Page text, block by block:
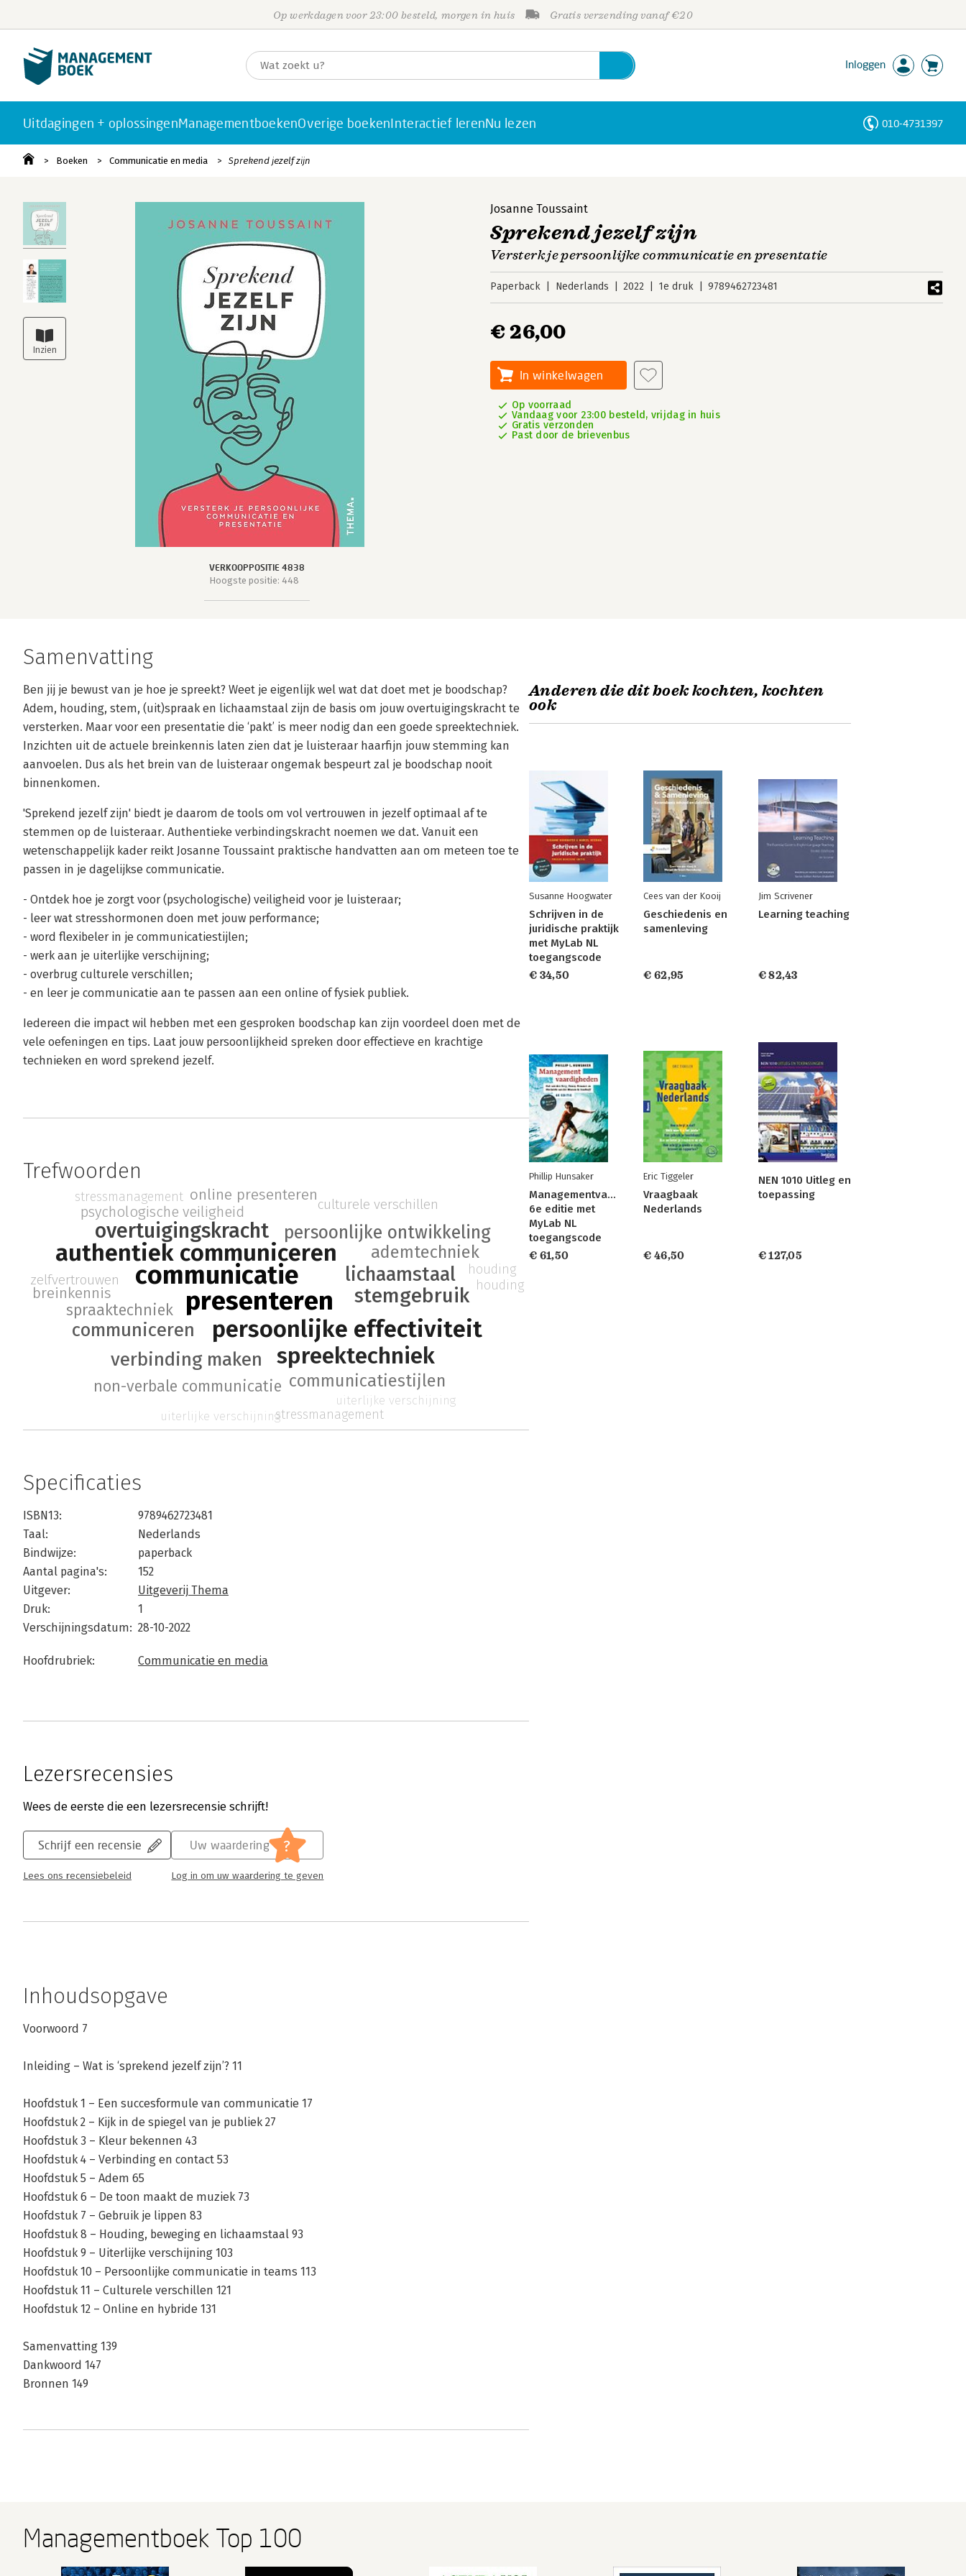
Op werkdagen voor 23:00 besteld, morgen in huis Gratis verzending vanaf €20
Inloggen
Uitdagingen + oplossingenManagementboekenOverige boekenInteractief lerenNu lezen 010-4731397
Boeken Communicatie en media Sprekend jezelf zijn
VERKOOPPOSITIE 4838
Hoogste positie: 448
Josanne Toussaint
Sprekend jezelf zijn
Versterk je persoonlijke communicatie en presentatie
Paperback Nederlands 2022 1e druk 9789462723481
€ 26,00
In winkelwagen
Op voorraad
Vandaag voor 23:00 besteld, vrijdag in huis
Gratis verzonden
Past door de brievenbus
Samenvatting
Ben jij je bewust van je hoe je spreekt? Weet je eigenlijk wel wat dat doet met je boodschap?
Adem, houding, stem, (uit)spraak en lichaamstaal zijn de basis om jouw overtuigingskracht te
versterken. Maar voor een presentatie die ‘pakt’ is meer nodig dan een goede spreektechniek.
Inzichten uit de actuele breinkennis laten zien dat je luisteraar haarfijn jouw stemming kan
aanvoelen. Dus als het brein van de luisteraar ongemak bespeurt zal je boodschap nooit
binnenkomen.
'Sprekend jezelf zijn' biedt je daarom de tools om vol vertrouwen in jezelf optimaal af te
stemmen op de luisteraar. Authentieke verbindingskracht noemen we dat. Vanuit een
wetenschappelijk kader reikt Josanne Toussaint praktische handvatten aan om meteen toe te
passen in je dagelijkse communicatie.
- Ontdek hoe je zorgt voor (psychologische) veiligheid voor je luisteraar;
- leer wat stresshormonen doen met jouw performance;
- word flexibeler in je communicatiestijlen;
- werk aan je uiterlijke verschijning;
- overbrug culturele verschillen;
- en leer je communicatie aan te passen aan een online of fysiek publiek.
Iedereen die impact wil hebben met een gesproken boodschap kan zijn voordeel doen met de
vele oefeningen en tips. Laat jouw persoonlijkheid spreken door effectieve en krachtige
technieken en word sprekend jezelf.
Trefwoorden
presenteren
communicatie
persoonlijke effectiviteit
authentiek communiceren
spreektechniek
lichaamstaal
overtuigingskracht
stemgebruik
verbinding maken
persoonlijke ontwikkeling
communiceren
communicatiestijlen
spraaktechniek
non-verbale communicatie
ademtechniek
psychologische veiligheid
online presenteren
breinkennis
zelfvertrouwen
culturele verschillen
uiterlijke verschijning
stressmanagement
houding
uiterlijke verschijning
stressmanagement
houding
Specificaties
ISBN13:
9789462723481
Taal:
Nederlands
Bindwijze:
paperback
Aantal pagina's:
152
Uitgever:
Uitgeverij Thema
Druk:
1
Verschijningsdatum: 28-10-2022
Hoofdrubriek: Communicatie en media
Lezersrecensies
Wees de eerste die een lezersrecensie schrijft!
Schrijf een recensie
Lees ons recensiebeleid
Uw waardering ?
Log in om uw waardering te geven
Inhoudsopgave
Voorwoord 7
Inleiding – Wat is ‘sprekend jezelf zijn’? 11
Hoofdstuk 1 – Een succesformule van communicatie 17
Hoofdstuk 2 – Kijk in de spiegel van je publiek 27
Hoofdstuk 3 – Kleur bekennen 43
Hoofdstuk 4 – Verbinding en contact 53
Hoofdstuk 5 – Adem 65
Hoofdstuk 6 – De toon maakt de muziek 73
Hoofdstuk 7 – Gebruik je lippen 83
Hoofdstuk 8 – Houding, beweging en lichaamstaal 93
Hoofdstuk 9 – Uiterlijke verschijning 103
Hoofdstuk 10 – Persoonlijke communicatie in teams 113
Hoofdstuk 11 – Culturele verschillen 121
Hoofdstuk 12 – Online en hybride 131
Samenvatting 139
Dankwoord 147
Bronnen 149
Anderen die dit boek kochten, kochten
ook
Susanne Hoogwater
Schrijven in de
juridische praktijk
met MyLab NL
toegangscode
€ 34,50
Cees van der Kooij
Geschiedenis en
samenleving
€ 62,95
Jim Scrivener
Learning teaching
€ 82,43
Phillip Hunsaker
Managementvaardigheden,
6e editie met
MyLab NL
toegangscode
€ 61,50
Eric Tiggeler
Vraagbaak
Nederlands
€ 46,50
NEN 1010 Uitleg en
toepassing
€ 127,05
Managementboek Top 100
Personen